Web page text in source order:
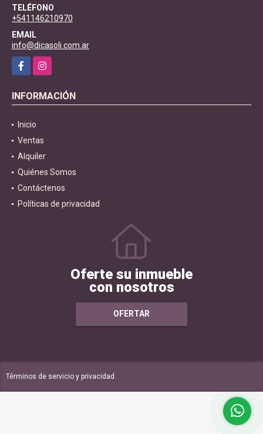
TELÉFONO
+541146210970
EMAIL
info@dicasoli.com.ar
FacebookInstagram
INFORMACIÓN
Inicio
Ventas
Alquiler
Quiénes Somos
Contáctenos
Políticas de privacidad
Oferte su inmueble
con nosotros
OFERTAR
Términos de servicio y privacidad